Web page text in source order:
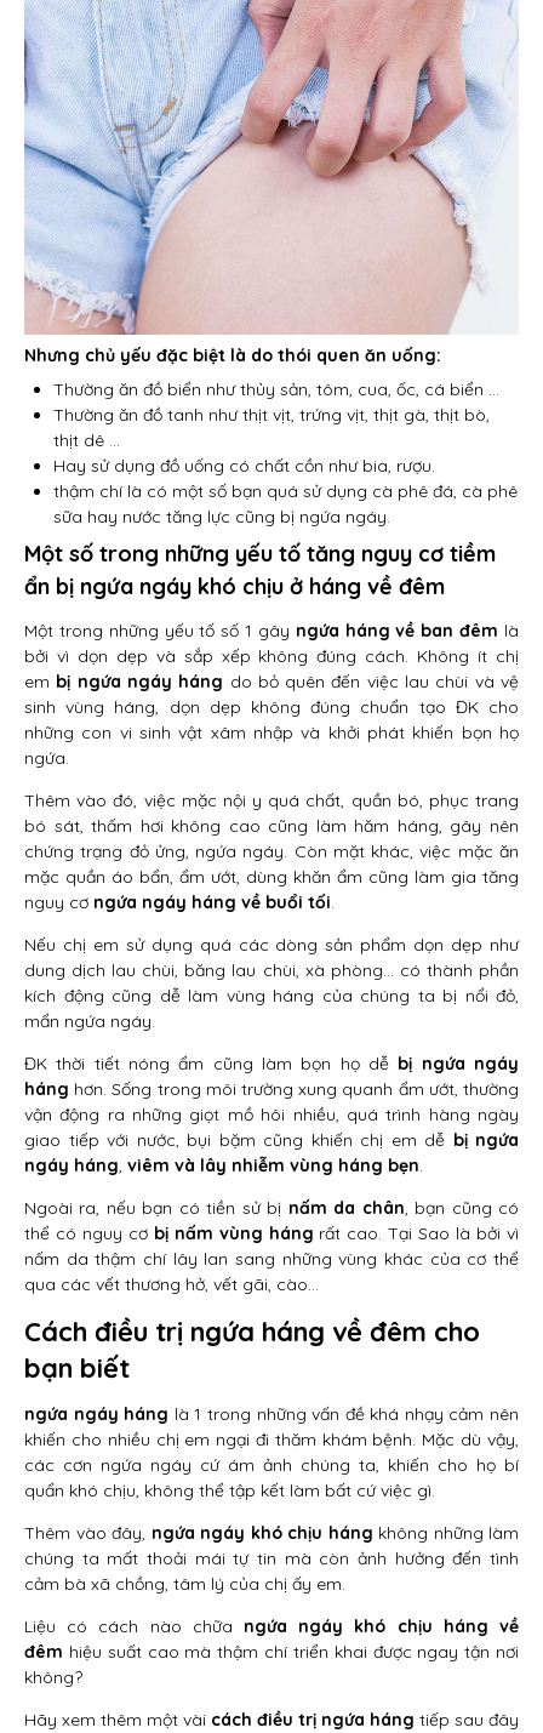
Nhưng chủ yếu đặc biệt là do thói quen ăn uống:
Thường ăn đồ biển như thủy sản, tôm, cua, ốc, cá biển …
Thường ăn đồ tanh như thịt vịt, trứng vịt, thịt gà, thịt bò,
thịt dê …
Hay sử dụng đồ uống có chất cồn như bia, rượu.
thậm chí là có một số bạn quá sử dụng cà phê đá, cà phê
sữa hay nước tăng lực cũng bị ngứa ngáy.
Một số trong những yếu tố tăng nguy cơ tiềm
ẩn bị ngứa ngáy khó chịu ở háng về đêm
Một trong những yếu tố số 1 gây ngứa háng về ban đêm là
bởi vì dọn dẹp và sắp xếp không đúng cách. Không ít chị
em bị ngứa ngáy háng do bỏ quên đến việc lau chùi và vệ
sinh vùng háng, dọn dẹp không đúng chuẩn tạo ĐK cho
những con vi sinh vật xâm nhập và khởi phát khiến bọn họ
ngứa.
Thêm vào đó, việc mặc nội y quá chất, quần bó, phục trang
bó sát, thấm hơi không cao cũng làm hăm háng, gây nên
chứng trạng đỏ ửng, ngứa ngáy. Còn mặt khác, việc mặc ăn
mặc quần áo bẩn, ẩm ướt, dùng khăn ẩm cũng làm gia tăng
nguy cơ ngứa ngáy háng về buổi tối.
Nếu chị em sử dụng quá các dòng sản phẩm dọn dẹp như
dung dịch lau chùi, băng lau chùi, xà phòng… có thành phần
kích động cũng dễ làm vùng háng của chúng ta bị nổi đỏ,
mẩn ngứa ngáy.
ĐK thời tiết nóng ẩm cũng làm bọn họ dễ bị ngứa ngáy
háng hơn. Sống trong môi trường xung quanh ẩm ướt, thường
vận động ra những giọt mồ hôi nhiều, quá trình hàng ngày
giao tiếp với nước, bụi bặm cũng khiến chị em dễ bị ngứa
ngáy háng, viêm và lây nhiễm vùng háng bẹn.
Ngoài ra, nếu bạn có tiền sử bị nấm da chân, bạn cũng có
thể có nguy cơ bị nấm vùng háng rất cao. Tại Sao là bởi vì
nấm da thậm chí lây lan sang những vùng khác của cơ thể
qua các vết thương hở, vết gãi, cào…
Cách điều trị ngứa háng về đêm cho
bạn biết
ngứa ngáy háng là 1 trong những vấn đề khá nhạy cảm nên
khiến cho nhiều chị em ngại đi thăm khám bệnh. Mặc dù vậy,
các cơn ngứa ngáy cứ ám ảnh chúng ta, khiến cho họ bí
quẩn khó chịu, không thể tập kết làm bất cứ việc gì.
Thêm vào đây, ngứa ngáy khó chịu háng không những làm
chúng ta mất thoải mái tự tin mà còn ảnh hưởng đến tình
cảm bà xã chồng, tâm lý của chị ấy em.
Liệu có cách nào chữa ngứa ngáy khó chịu háng về
đêm hiệu suất cao mà thậm chí triển khai được ngay tận nơi
không?
Hãy xem thêm một vài cách điều trị ngứa háng tiếp sau đây